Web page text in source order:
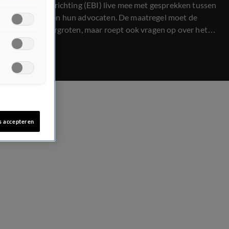
beveiligde inrichting (EBI) live mee met gesprekken tussen
verdachten en hun advocaten. De maatregel moet de
veiligheid vergroten, maar roept ook vragen op over het
recht op een eerlijk proces. Gaat dit te ver?
Moszkowicz schuiven aan.
accepteren